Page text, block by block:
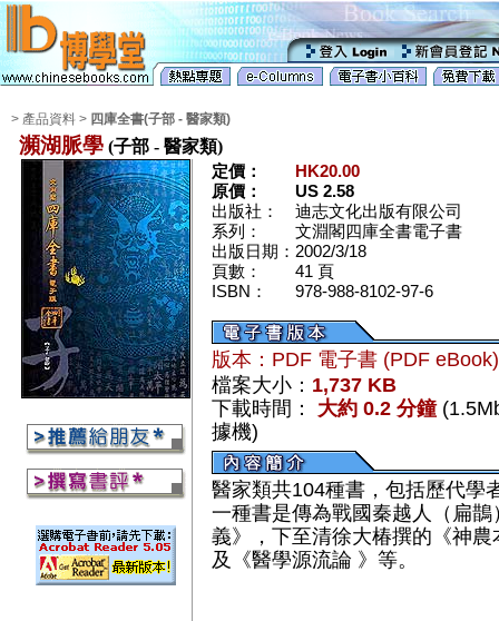
> 產品資料 > 四庫全書(子部 - 醫家類)
瀕湖脈學 (子部 - 醫家類)
定價：
HK20.00
原價：
US 2.58
出版社：
迪志文化出版有限公司
系列：
文淵閣四庫全書電子書
出版日期： 2002/3/18
頁數：
41 頁
ISBN：
978-988-8102-97-6
版本：PDF 電子書 (PDF
檔案大小： 1,737 KB
下載時間：
大約 0.2 分鐘
據機)
醫家類共104種書，包括歷代學
一種書是傳為戰國秦越人（扁
義》，下至清徐大椿撰的《神
及《醫學源流論 》等。